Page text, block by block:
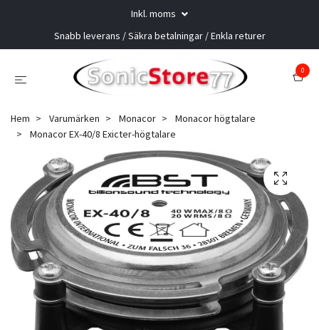
Inkl. moms
Snabb leverans / Säkra betalningar / Enkla returer
0
Hem Varumärken Monacor
Monacor högtalare
Monacor EX-40/8 Exicter-högtalare